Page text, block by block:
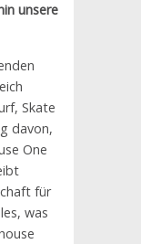
unsere
Skate
davon,
One
für
was